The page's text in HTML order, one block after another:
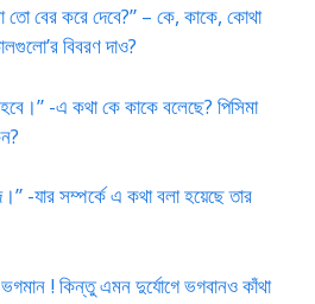
তো বের করে দেবে?” – কে, কাকে, কোথা
বিবরণ দাও?
হবে।” -এ কথা কে কাকে বলেছে? পিসিমা
-যার সম্পর্কে এ কথা বলা হয়েছে তার
! কিন্তু এমন দুর্যোগে ভগবানও কাঁথা